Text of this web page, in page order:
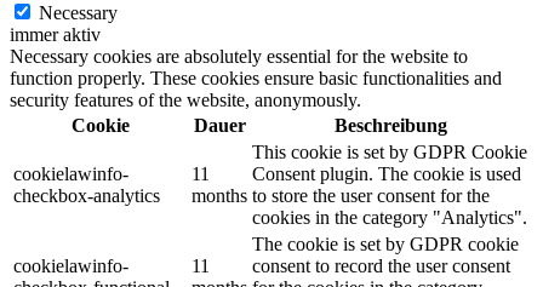
Necessary
immer aktiv
Necessary cookies are absolutely essential for the website to
function properly. These cookies ensure basic functionalities and
security features of the website, anonymously.
Cookie
Dauer Beschreibung
cookielawinfo-
checkbox-analytics
11
months
This cookie is set by GDPR Cookie
Consent plugin. The cookie is used
to store the user consent for the
cookies in the category "Analytics".
cookielawinfo-
11
The cookie is set by GDPR cookie
consent to record the user consent